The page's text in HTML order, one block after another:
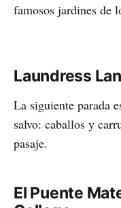
famosos jardines de
Laundress
La siguiente parada
salvo: caballos y
pasaje.
El Puente